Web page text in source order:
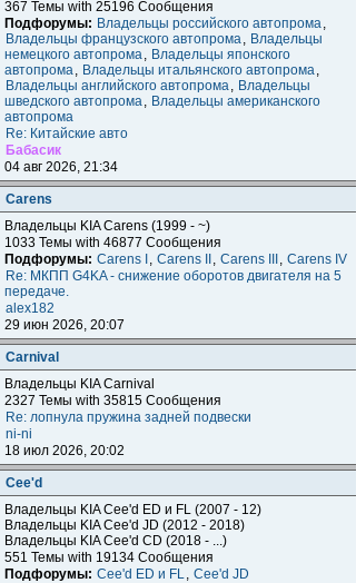
367 Темы with 25196 Сообщения
Подфорумы: Владельцы российского автопрома,
Владельцы французского автопрома, Владельцы
немецкого автопрома, Владельцы японского
автопрома, Владельцы итальянского автопрома,
Владельцы английского автопрома, Владельцы
шведского автопрома, Владельцы американского
автопрома
Re: Китайские авто
Бабасик
04 авг 2026, 21:34
Carens
Владельцы KIA Carens (1999 - ~)
1033 Темы with 46877 Сообщения
Подфорумы: Carens I , Carens II , Carens III , Carens IV
Re: МКПП G4KA - снижение оборотов двигателя на 5
передаче.
alex182
29 июн 2026, 20:07
Carnival
Владельцы KIA Carnival
2327 Темы with 35815 Сообщения
Re: лопнула пружина задней подвески
ni-ni
18 июл 2026, 20:02
Cee'd
Владельцы KIA Cee'd ED и FL (2007 - 12)
Владельцы KIA Cee'd JD (2012 - 2018)
Владельцы KIA Cee'd CD (2018 - ...)
551 Темы with 19134 Сообщения
Подфорумы: Cee'd ED и FL, Cee'd JD